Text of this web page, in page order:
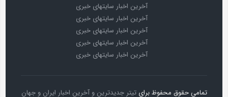
آخرین اخبار سایتهای خبری
آخرین اخبار سایتهای خبری
آخرین اخبار سایتهای خبری
آخرین اخبار سایتهای خبری
آخرین اخبار سایتهای خبری
تمامی حقوق محفوظ برای تیتر جدیدترین و آخرین اخبار ایران و جهان